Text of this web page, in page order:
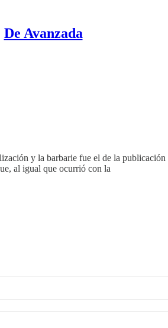
De Avanzada
y la barbarie fue el de la
al igual que ocurrió con la